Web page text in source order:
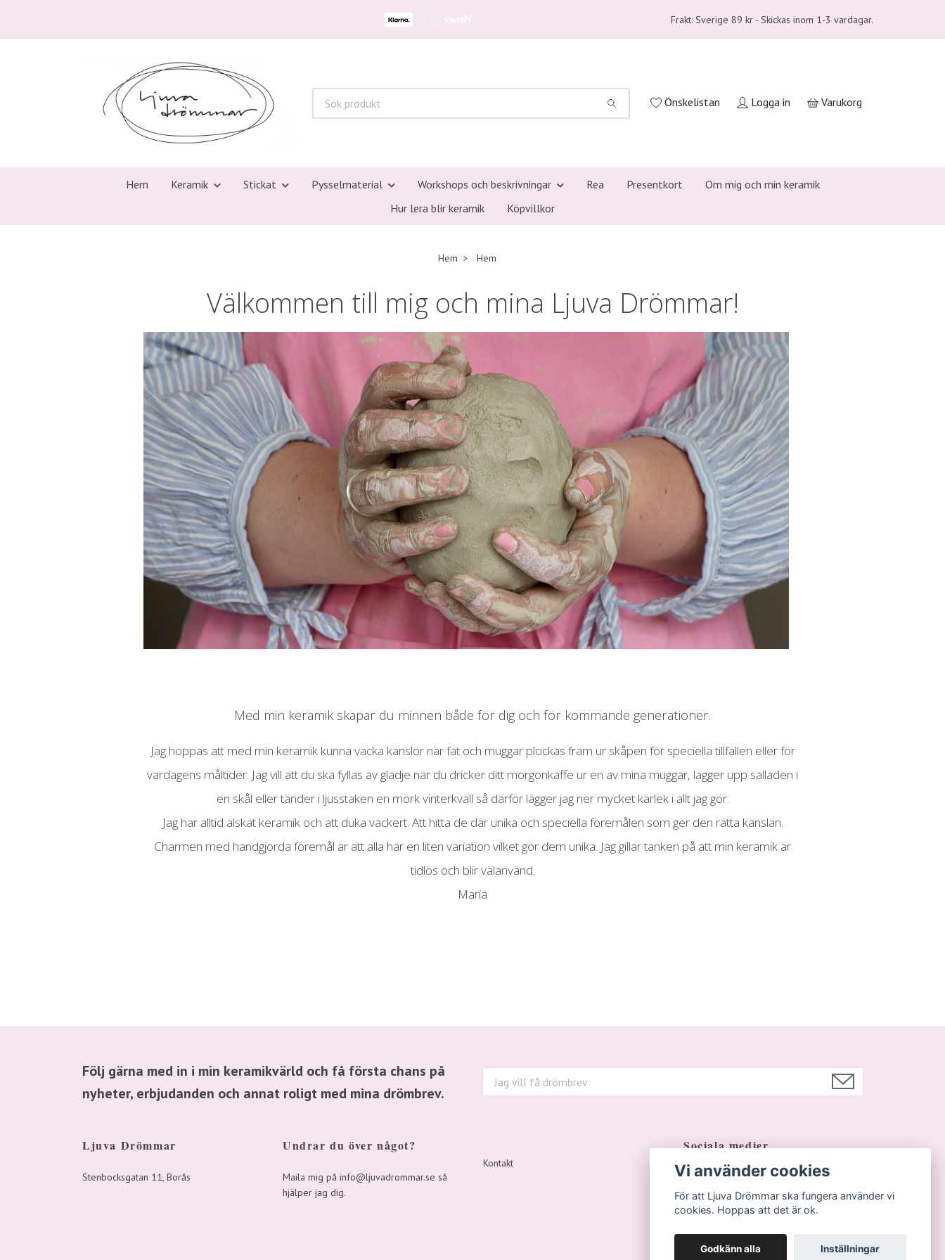
Frakt: Sverige 89 kr - Skickas inom 1-3 vardagar.
Önskelistan Logga in Varukorg
Hem Keramik Stickat Pysselmaterial Workshops och beskrivningar Rea Presentkort
Om mig och min keramik
Hur lera blir keramik
Köpvillkor
Hem Hem
Välkommen till mig och mina Ljuva Drömmar!
Med min keramik skapar du minnen både för dig och för kommande generationer.
Jag hoppas att med min keramik kunna väcka känslor när fat och muggar plockas fram ur skåpen för speciella tillfällen eller för
vardagens måltider. Jag vill att du ska fyllas av glädje när du dricker ditt morgonkaffe ur en av mina muggar, lägger upp salladen i
en skål eller tänder i ljusstaken en mörk vinterkväll så därför lägger jag ner mycket kärlek i allt jag gör.
Jag har alltid älskat keramik och att duka vackert. Att hitta de där unika och speciella föremålen som ger den rätta känslan.
Charmen med handgjorda föremål är att alla har en liten variation vilket gör dem unika. Jag gillar tanken på att min keramik är
tidlös och blir välanvänd.
Maria
Följ gärna med in i min keramikvärld och få första chans på
nyheter, erbjudanden och annat roligt med mina drömbrev.
Ljuva Drömmar
Stenbocksgatan 11, Borås
Undrar du över något?
Maila mig på info@ljuvadrommar.se så
hjälper jag dig.
Kontakt
Sociala medier
Facebook
Instagram
Vi använder cookies
För att Ljuva Drömmar ska fungera använder vi
cookies. Hoppas att det är ok.
Godkänn alla Inställningar